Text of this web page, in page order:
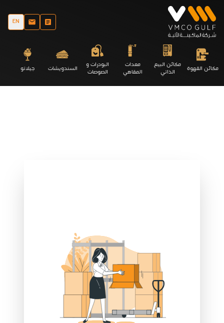
EN
مكائن القهوة مكائن البيع
الذاتي
معدات
المقاهي
البودرات و
الصوصات السندويشات جيلاتو